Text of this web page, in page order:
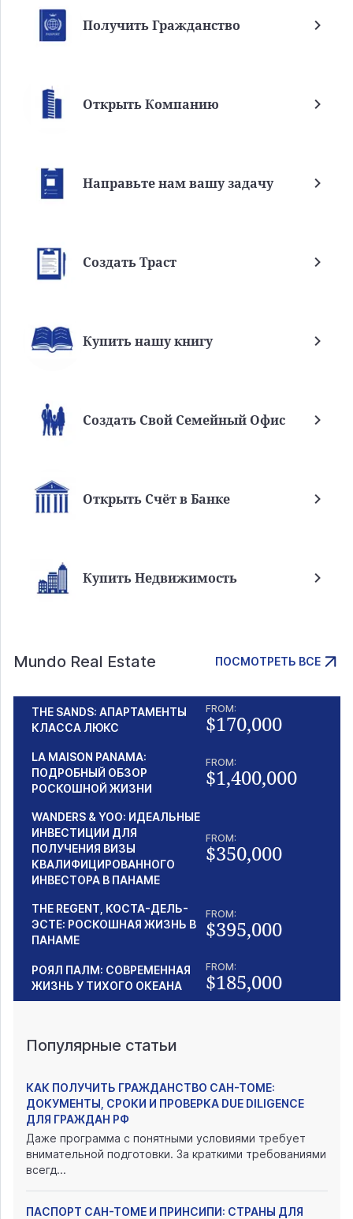
Получить Гражданство
Открыть Компанию
Направьте нам вашу задачу
Создать Траст
Купить нашу книгу
Создать Свой Семейный Офис
Открыть Счёт в Банке
Купить Недвижимость
Mundo Real Estate ПОСМОТРЕТЬ ВСЕ
THE SANDS: АПАРТАМЕНТЫ
КЛАССА ЛЮКС
FROM:
$170,000
LA MAISON PANAMA:
ПОДРОБНЫЙ ОБЗОР
РОСКОШНОЙ ЖИЗНИ
FROM:
$1,400,000
WANDERS & YOO: ИДЕАЛЬНЫЕ
ИНВЕСТИЦИИ ДЛЯ
ПОЛУЧЕНИЯ ВИЗЫ
КВАЛИФИЦИРОВАННОГО
ИНВЕСТОРА В ПАНАМЕ
FROM:
$350,000
THE REGENT, КОСТА-ДЕЛЬ-
ЭСТЕ: РОСКОШНАЯ ЖИЗНЬ В
ПАНАМЕ
FROM:
$395,000
РОЯЛ ПАЛМ: СОВРЕМЕННАЯ
ЖИЗНЬ У ТИХОГО ОКЕАНА
FROM:
$185,000
Популярные статьи
КАК ПОЛУЧИТЬ ГРАЖДАНСТВО САН-ТОМЕ:
ДОКУМЕНТЫ, СРОКИ И ПРОВЕРКА DUE DILIGENCE
ДЛЯ ГРАЖДАН РФ
Даже программа с понятными условиями требует
внимательной подготовки. За краткими требованиями
всегд...
ПАСПОРТ САН-ТОМЕ И ПРИНСИПИ: СТРАНЫ ДЛЯ